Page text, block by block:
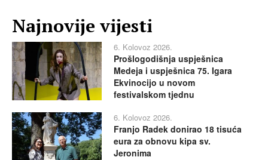
Najnovije vijesti
6. Kolovoz 2026.
Prošlogodišnja uspješnica
Medeja i uspješnica 75. Igara
Ekvinocijo u novom
festivalskom tjednu
6. Kolovoz 2026.
Franjo Radek donirao 18 tisuća
eura za obnovu kipa sv.
Jeronima